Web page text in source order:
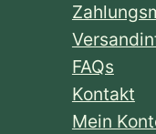
FAQs
Kontakt
Mein